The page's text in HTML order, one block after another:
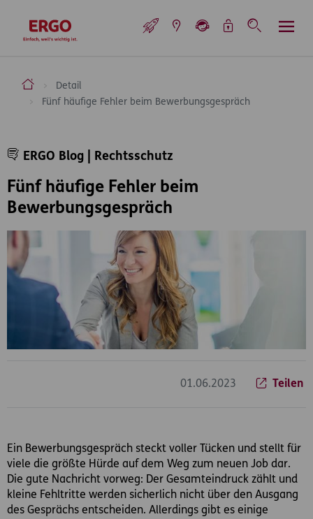
zur Startseite
ERGO Versicherung Aktiengesellschaft
Detail
Fünf häufige Fehler beim Bewerbungsgespräch
Fünf häufige Fehler beim
Bewerbungsgespräch
ERGO Blog | Rechtsschutz
01.06.2023 Teilen
Ein Bewerbungsgespräch steckt voller Tücken und stellt für
viele die größte Hürde auf dem Weg zum neuen Job dar.
Die gute Nachricht vorweg: Der Gesamteindruck zählt und
kleine Fehltritte werden sicherlich nicht über den Ausgang
des Gesprächs entscheiden. Allerdings gibt es einige